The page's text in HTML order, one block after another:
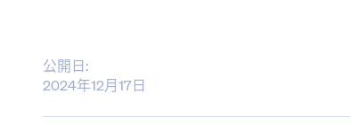
公開日:
2024年12月17日